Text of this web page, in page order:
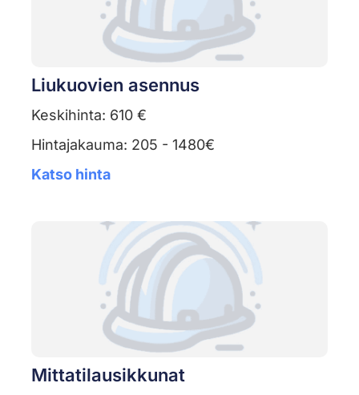
Liukuovien asennus
Keskihinta: 610 €
Hintajakauma: 205 - 1480€
Katso hinta
Mittatilausikkunat